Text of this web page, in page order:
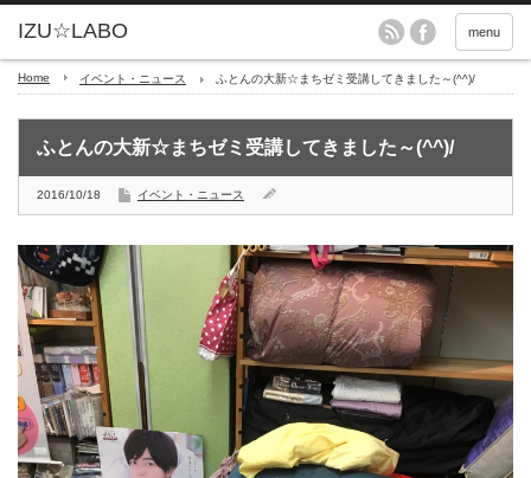
menu
Home イベント・ニュース ふとんの大新☆まちゼミ受講してきました～(^^)/
ふとんの大新☆まちゼミ受講してきました～(^^)/
2016/10/18 イベント・ニュース